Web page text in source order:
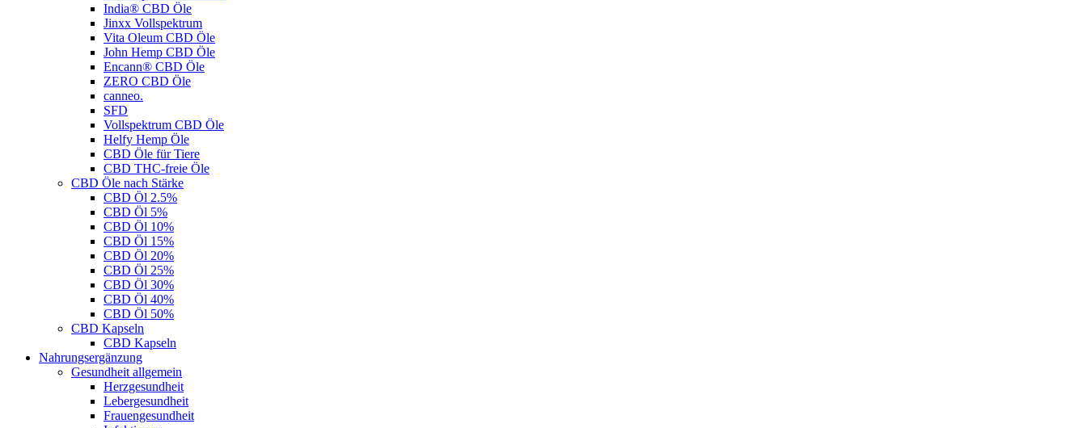
India® CBD Öle
Jinxx Vollspektrum
Vita Oleum CBD Öle
John Hemp CBD Öle
Encann® CBD Öle
ZERO CBD Öle
canneo.
SFD
Vollspektrum CBD Öle
Helfy Hemp Öle
CBD Öle für Tiere
CBD THC-freie Öle
CBD Öle nach Stärke
CBD Öl 2.5%
CBD Öl 5%
CBD Öl 10%
CBD Öl 15%
CBD Öl 20%
CBD Öl 25%
CBD Öl 30%
CBD Öl 40%
CBD Öl 50%
CBD Kapseln
CBD Kapseln
Nahrungsergänzung
Gesundheit allgemein
Herzgesundheit
Lebergesundheit
Frauengesundheit